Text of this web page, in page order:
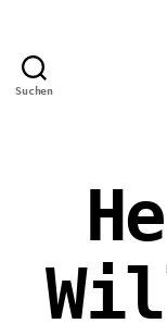
Suchen